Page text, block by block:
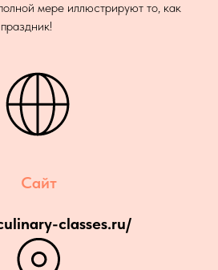
мере иллюстрируют то, как
Сайт
classes.ru/